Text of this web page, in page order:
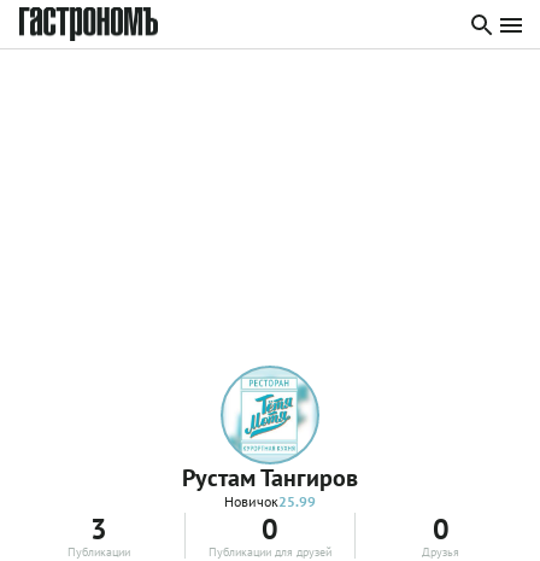
Рустам Тангиров
Новичок25.99
3
Публикации
0
Публикации для друзей
0
Друзья